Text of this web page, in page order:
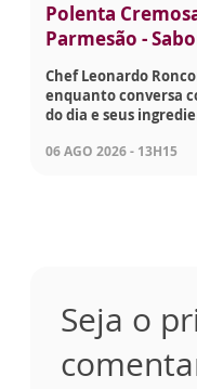
Polenta
Parmesão -
Chef Leonardo
enquanto conversa
do dia e seus
06 AGO 2026 - 13H15
Seja o